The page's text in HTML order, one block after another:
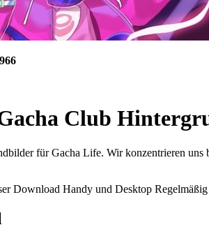
966
Club
für Gacha Life. Wir konzentrieren
Download Handy und Desktop